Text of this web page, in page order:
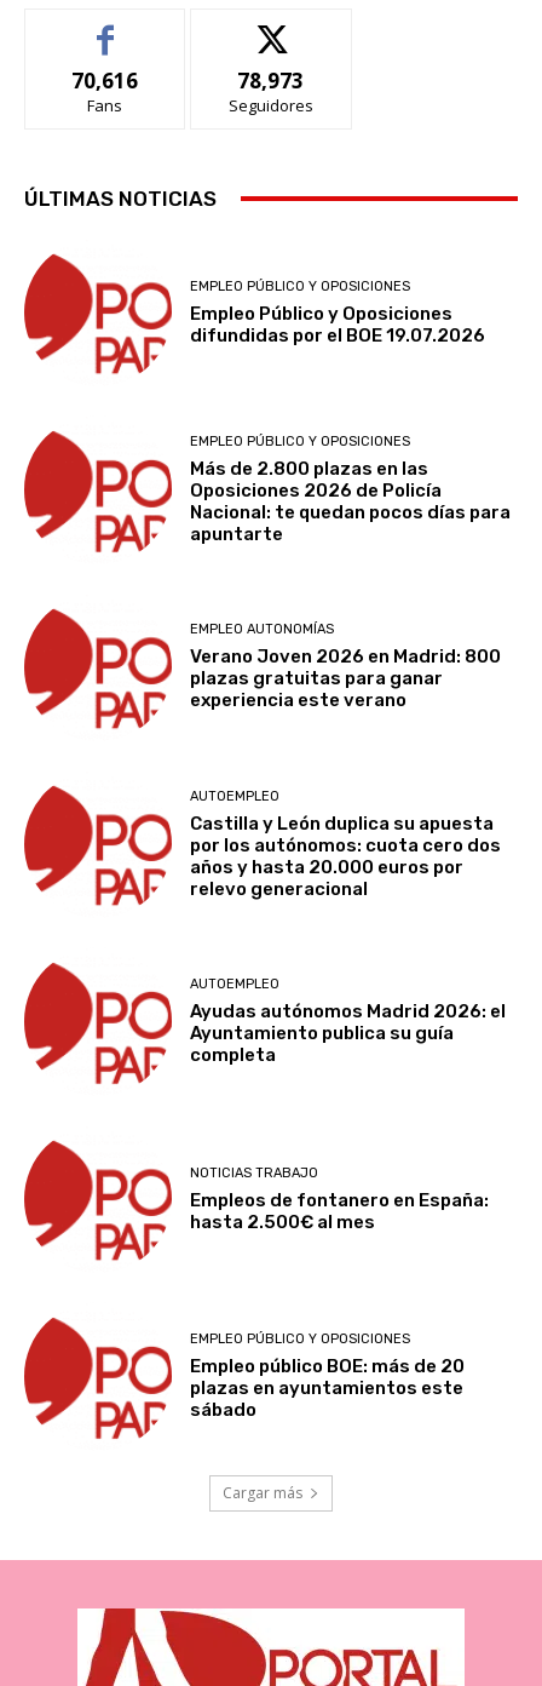
70,616
Fans
78,973
Seguidores
ÚLTIMAS NOTICIAS
EMPLEO PÚBLICO Y OPOSICIONES
Empleo Público y Oposiciones
difundidas por el BOE 19.07.2026
EMPLEO PÚBLICO Y OPOSICIONES
Más de 2.800 plazas en las
Oposiciones 2026 de Policía
Nacional: te quedan pocos días para
apuntarte
EMPLEO AUTONOMÍAS
Verano Joven 2026 en Madrid: 800
plazas gratuitas para ganar
experiencia este verano
AUTOEMPLEO
Castilla y León duplica su apuesta
por los autónomos: cuota cero dos
años y hasta 20.000 euros por
relevo generacional
AUTOEMPLEO
Ayudas autónomos Madrid 2026: el
Ayuntamiento publica su guía
completa
NOTICIAS TRABAJO
Empleos de fontanero en España:
hasta 2.500€ al mes
EMPLEO PÚBLICO Y OPOSICIONES
Empleo público BOE: más de 20
plazas en ayuntamientos este
sábado
Cargar más